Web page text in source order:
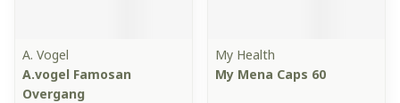
A. Vogel
A.vogel Famosan
Overgang
My Health
My Mena Caps 60